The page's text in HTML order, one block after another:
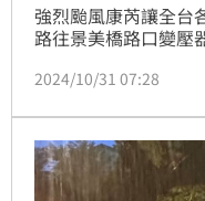
強烈颱風康芮讓全台
路往景美橋路口變壓
分局江陵所獲報，派
慮，後續聯絡台電人
多處停電，會盡快調
導
2024/10/31 07:28